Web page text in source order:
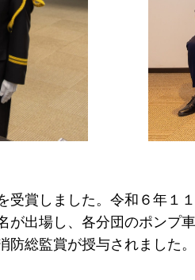
賞しました。令和６年１
出場し、各分団のポンプ
総監賞が授与されました。